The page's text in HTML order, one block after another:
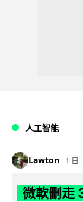
人工智能
Lawton 1 日
微軟刪走